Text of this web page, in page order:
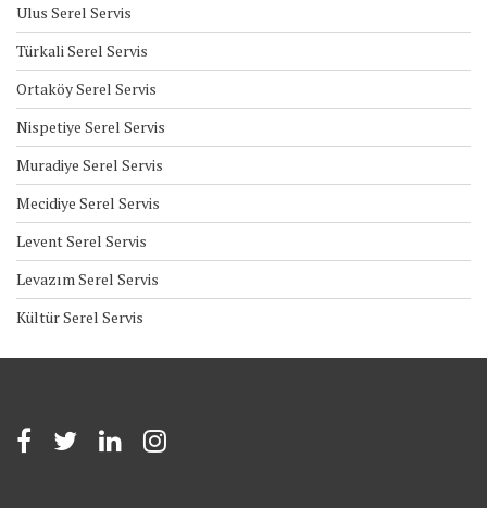
Ulus Serel Servis
Türkali Serel Servis
Ortaköy Serel Servis
Nispetiye Serel Servis
Muradiye Serel Servis
Mecidiye Serel Servis
Levent Serel Servis
Levazım Serel Servis
Kültür Serel Servis